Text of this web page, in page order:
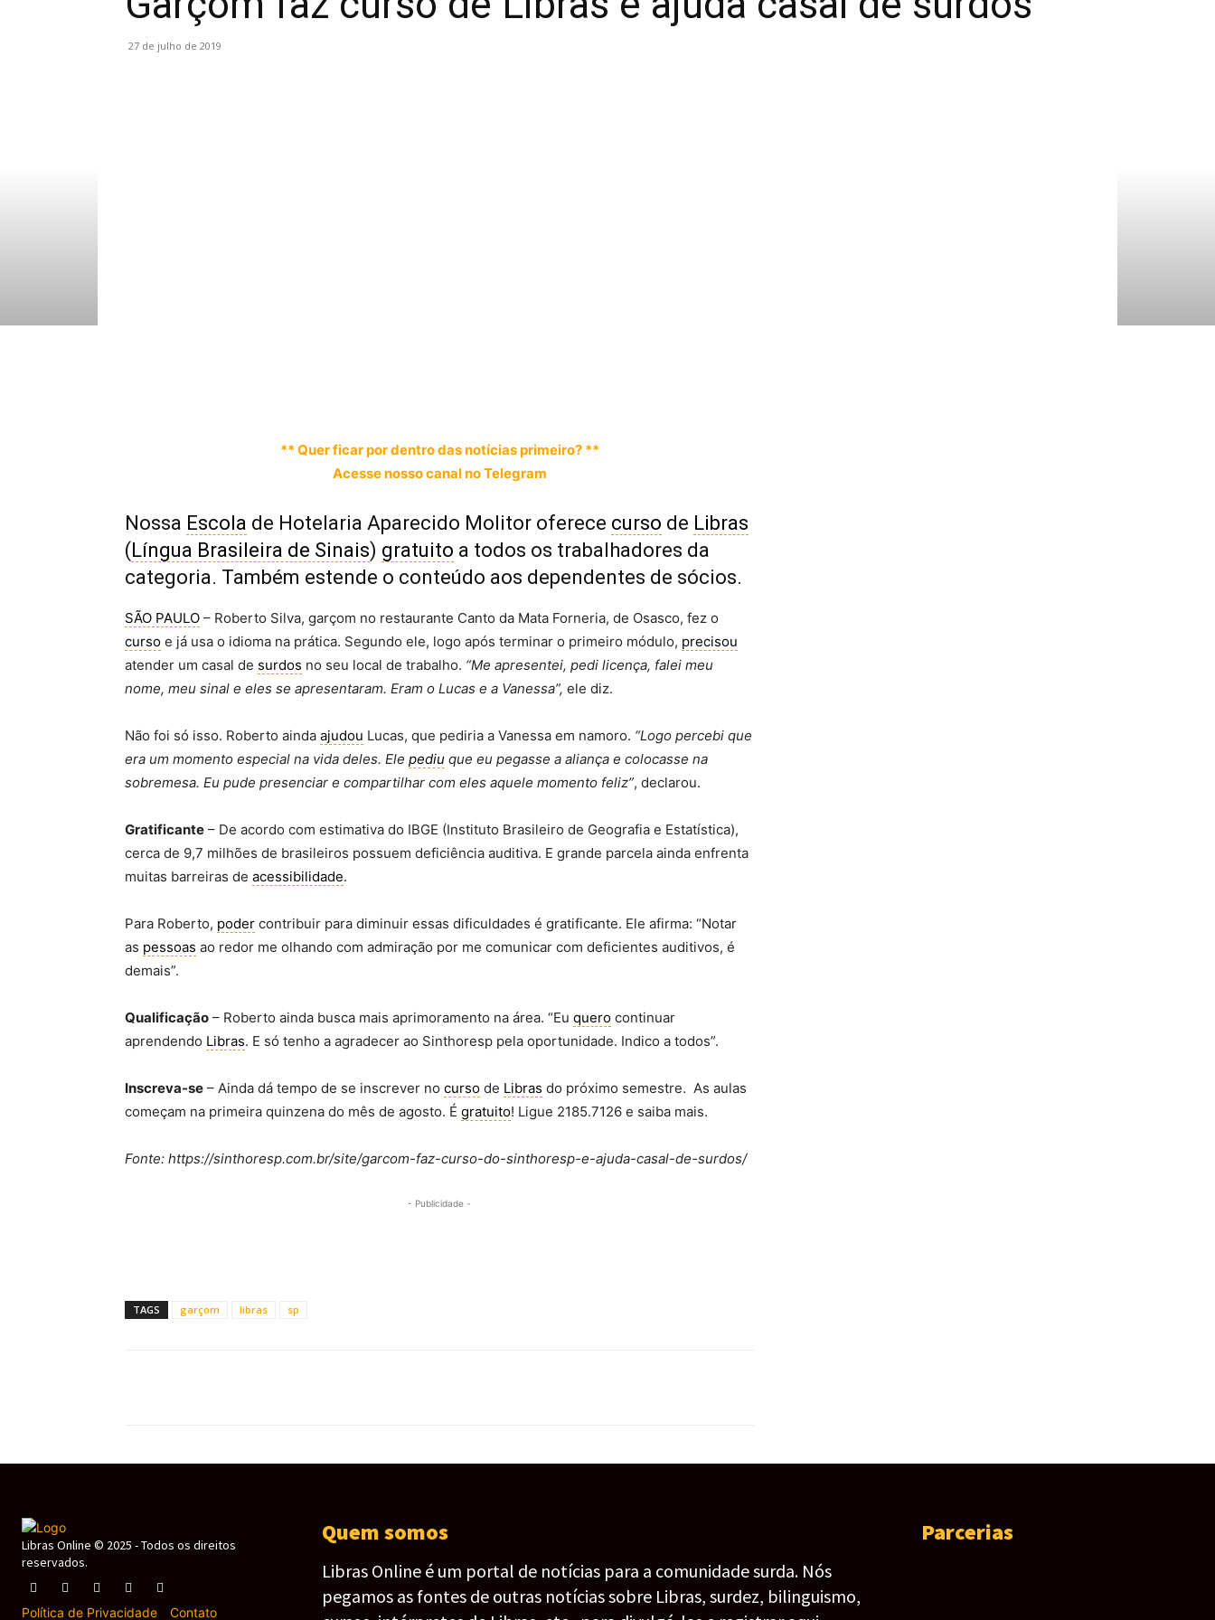
27 de julho de 2019
** Quer ficar por dentro das notícias primeiro? **
Acesse nosso canal no Telegram
Nossa Escola de Hotelaria Aparecido Molitor oferece curso de Libras
(Língua Brasileira de Sinais) gratuito a todos os trabalhadores da
categoria. Também estende o conteúdo aos dependentes de sócios.
SÃO PAULO – Roberto Silva, garçom no restaurante Canto da Mata Forneria, de Osasco, fez o
curso e já usa o idioma na prática. Segundo ele, logo após terminar o primeiro módulo, precisou
atender um casal de surdos no seu local de trabalho. “Me apresentei, pedi licença, falei meu
nome, meu sinal e eles se apresentaram. Eram o Lucas e a Vanessa”, ele diz.
Não foi só isso. Roberto ainda ajudou Lucas, que pediria a Vanessa em namoro. “Logo percebi que
era um momento especial na vida deles. Ele pediu que eu pegasse a aliança e colocasse na
sobremesa. Eu pude presenciar e compartilhar com eles aquele momento feliz”, declarou.
Gratificante – De acordo com estimativa do IBGE (Instituto Brasileiro de Geografia e Estatística),
cerca de 9,7 milhões de brasileiros possuem deficiência auditiva. E grande parcela ainda enfrenta
muitas barreiras de acessibilidade.
Para Roberto, poder contribuir para diminuir essas dificuldades é gratificante. Ele afirma: “Notar
as pessoas ao redor me olhando com admiração por me comunicar com deficientes auditivos, é
demais”.
Qualificação – Roberto ainda busca mais aprimoramento na área. “Eu quero continuar
aprendendo Libras. E só tenho a agradecer ao Sinthoresp pela oportunidade. Indico a todos”.
Inscreva-se – Ainda dá tempo de se inscrever no curso de Libras do próximo semestre. As aulas
começam na primeira quinzena do mês de agosto. É gratuito! Ligue 2185.7126 e saiba mais.
Fonte: https://sinthoresp.com.br/site/garcom-faz-curso-do-sinthoresp-e-ajuda-casal-de-surdos/
- Publicidade -
TAGS garçom libras sp
Libras Online © 2025 - Todos os direitos
reservados.
Política de Privacidade Contato
Quem somos
Libras Online é um portal de notícias para a comunidade surda. Nós
pegamos as fontes de outras notícias sobre Libras, surdez, bilinguismo,
Parcerias